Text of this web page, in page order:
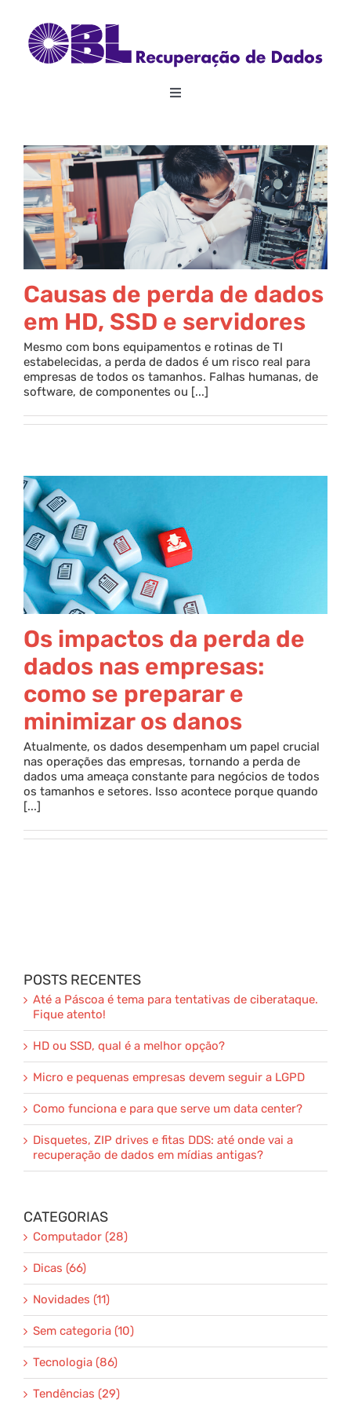
content
Toggle
Sobre
Recuperação de Dados
Outros Serviços
Parceria
Contato
Causas de perda de dados
em HD, SSD e servidores
Mesmo com bons equipamentos e rotinas de TI
estabelecidas, a perda de dados é um risco real para
empresas de todos os tamanhos. Falhas humanas, de
software, de componentes ou [...]
Os impactos da perda de
dados nas empresas:
como se preparar e
minimizar os danos
Atualmente, os dados desempenham um papel crucial
nas operações das empresas, tornando a perda de
dados uma ameaça constante para negócios de todos
os tamanhos e setores. Isso acontece porque quando
[...]
POSTS RECENTES
Até a Páscoa é tema para tentativas de ciberataque.
Fique atento!
HD ou SSD, qual é a melhor opção?
Micro e pequenas empresas devem seguir a LGPD
Como funciona e para que serve um data center?
Disquetes, ZIP drives e fitas DDS: até onde vai a
recuperação de dados em mídias antigas?
CATEGORIAS
Computador (28)
Dicas (66)
Novidades (11)
Sem categoria (10)
Tecnologia (86)
Tendências (29)